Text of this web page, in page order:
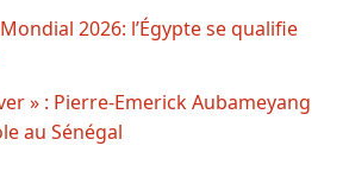
2026: l’Égypte se qualifie
» : Pierre-Emerick Aubameyang
au Sénégal